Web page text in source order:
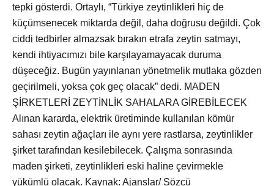
tepki gösterdi. Ortaylı, “Türkiye zeytinlikleri hiç de
küçümsenecek miktarda değil, daha doğrusu değildi. Çok
ciddi tedbirler almazsak bırakın etrafa zeytin satmayı,
kendi ihtiyacımızı bile karşılayamayacak duruma
düşeceğiz. Bugün yayınlanan yönetmelik mutlaka gözden
geçirilmeli, yoksa çok geç olacak” dedi. MADEN
ŞİRKETLERİ ZEYTİNLİK SAHALARA GİREBİLECEK
Alınan kararda, elektrik üretiminde kullanılan kömür
sahası zeytin ağaçları ile aynı yere rastlarsa, zeytinlikler
şirket tarafından kesilebilecek. Çalışma sonrasında
maden şirketi, zeytinlikleri eski haline çevirmekle
yükümlü olacak. Kaynak: Ajanslar/ Sözcü